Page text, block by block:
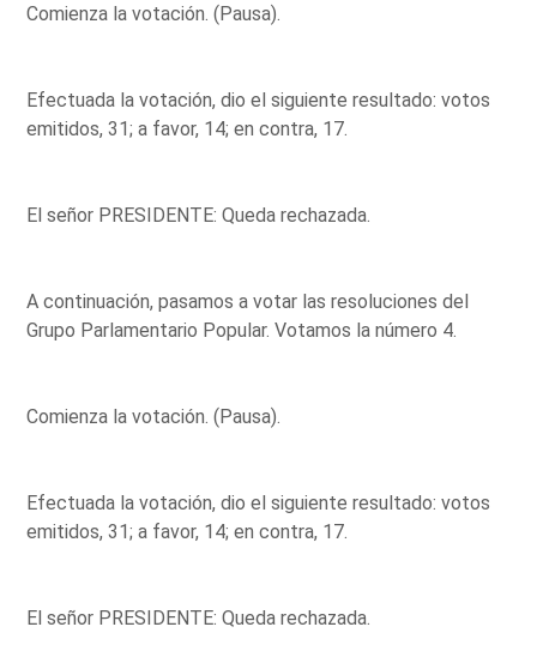
Comienza la votación. (Pausa).
Efectuada la votación, dio el siguiente resultado: votos
emitidos, 31; a favor, 14; en contra, 17.
El señor PRESIDENTE: Queda rechazada.
A continuación, pasamos a votar las resoluciones del
Grupo Parlamentario Popular. Votamos la número 4.
Comienza la votación. (Pausa).
Efectuada la votación, dio el siguiente resultado: votos
emitidos, 31; a favor, 14; en contra, 17.
El señor PRESIDENTE: Queda rechazada.